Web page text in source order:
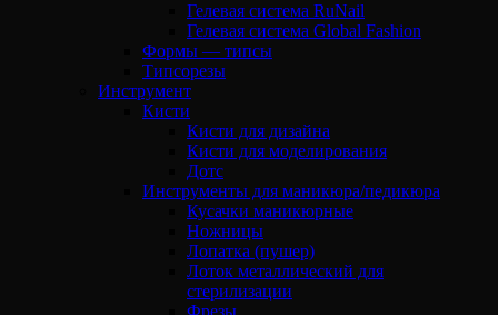
Гелевая система RuNail
Гелевая система Global Fashion
Формы — типсы
Типсорезы
Инструмент
Кисти
Кисти для дизайна
Кисти для моделирования
Дотс
Инструменты для маникюра/педикюра
Кусачки маникюрные
Ножницы
Лопатка (пушер)
Лоток металлический для
стерилизации
Фрезы